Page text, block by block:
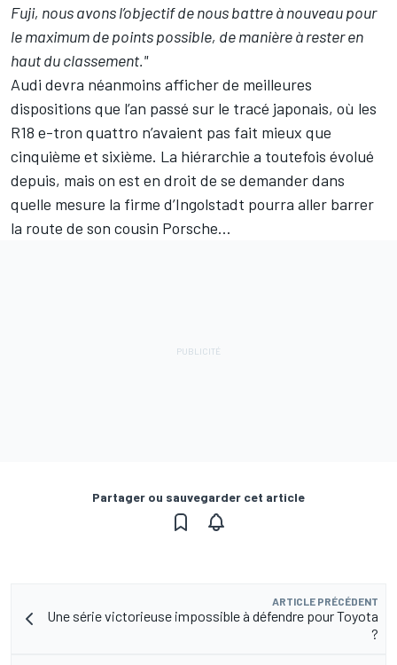
Fuji, nous avons l’objectif de nous battre à nouveau pour
le maximum de points possible, de manière à rester en
haut du classement."
Audi devra néanmoins afficher de meilleures
dispositions que l’an passé sur le tracé japonais, où les
R18 e-tron quattro n’avaient pas fait mieux que
cinquième et sixième. La hiérarchie a toutefois évolué
depuis, mais on est en droit de se demander dans
quelle mesure la firme d’Ingolstadt pourra aller barrer
la route de son cousin Porsche…
Partager ou sauvegarder cet article
ARTICLE PRÉCÉDENT
Une série victorieuse impossible à défendre pour Toyota
?